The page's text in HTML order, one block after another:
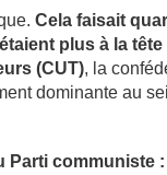
Cela faisait
plus à la
(CUT), la
dominante au
Parti communiste